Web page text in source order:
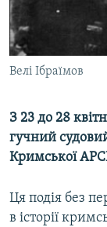
ВІДЕОУРОКИ
СВІДЧЕННЯ
УКРАЇНСЬКА
Русский
Qırımtatar
Велі Ібраїмов
З 23 до 28
гучний
Кримської
Ця подія без
в історії